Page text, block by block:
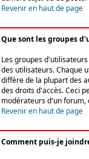
Revenir en haut de page
Que sont les groupes
Les groupes
des utilisateurs. Chaque
diffère de la plupart des
des droits d'accès. Ceci
modérateurs d'un forum,
Revenir en haut de page
Comment puis-je